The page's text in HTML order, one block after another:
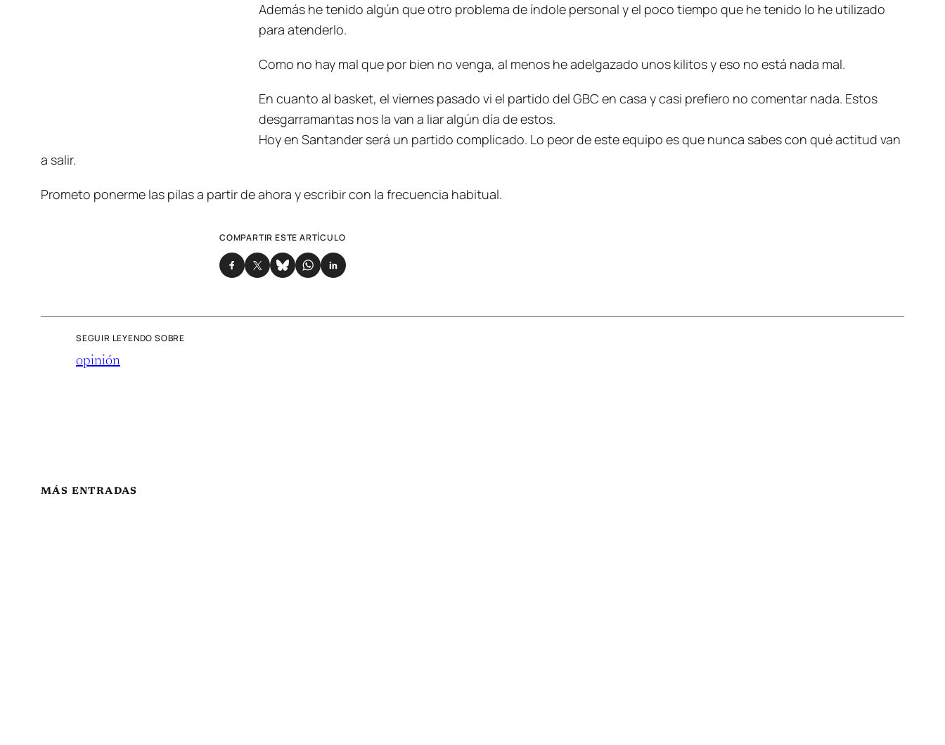
Además he tenido algún que otro problema de índole personal y el poco tiempo que he tenido lo he utilizado
para atenderlo.
Como no hay mal que por bien no venga, al menos he adelgazado unos kilitos y eso no está nada mal.
En cuanto al basket, el viernes pasado vi el partido del GBC en casa y casi prefiero no comentar nada. Estos
desgarramantas nos la van a liar algún día de estos.
Hoy en Santander será un partido complicado. Lo peor de este equipo es que nunca sabes con qué actitud van
a salir.
Prometo ponerme las pilas a partir de ahora y escribir con la frecuencia habitual.
COMPARTIR ESTE ARTÍCULO
SEGUIR LEYENDO SOBRE
opinión
MÁS ENTRADAS